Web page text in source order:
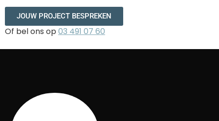
JOUW PROJECT BESPREKEN
Of bel ons op 03 491 07 60